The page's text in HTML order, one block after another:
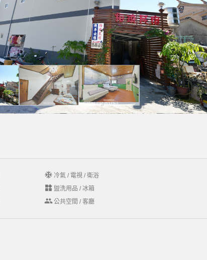
ac_unit 冷氣 / 電視 / 衛浴
widgets 盥洗用品 / 冰箱
group公共空間 / 客廳